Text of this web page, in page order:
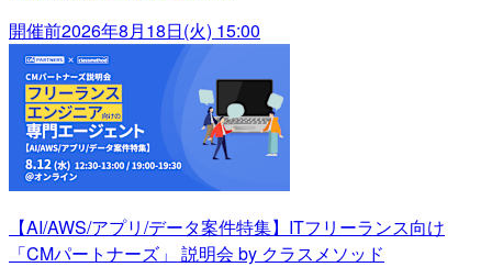
開催前2026年8月18日(火) 15:00
【AI/AWS/アプリ/データ案件特集】ITフリーランス向け
「CMパートナーズ」 説明会 by クラスメソッド